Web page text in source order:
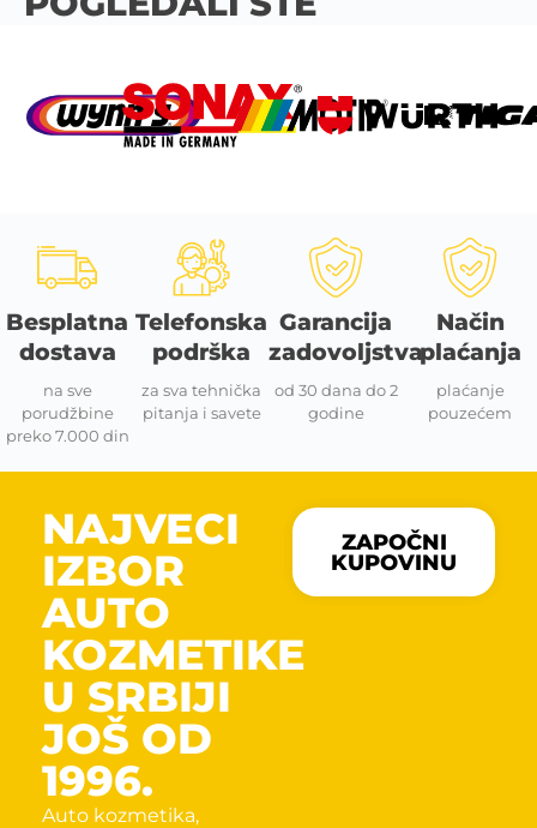
Besplatna
dostava
na sve
porudžbine
preko 7.000 din
Telefonska
podrška
za sva tehnička
pitanja i savete
Garancija
zadovoljstva
od 30 dana do 2
godine
Način
plaćanja
plaćanje
pouzećem
NAJVECI
IZBOR
AUTO
KOZMETIKE
U SRBIJI
JOŠ OD
1996.
Auto kozmetika,
ZAPOČNI
KUPOVINU